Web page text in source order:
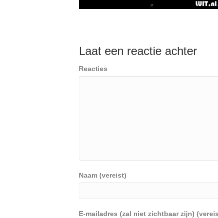
Laat een reactie achter
Reacties
Naam (vereist)
E-mailadres (zal niet zichtbaar zijn)